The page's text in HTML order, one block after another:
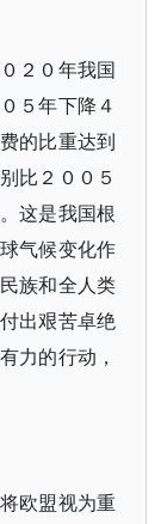
２０年我国
５年下降４
的比重达到
比２００５
这是我国根
气候变化作
族和全人类
出艰苦卓绝
力的行动，
欧盟视为重